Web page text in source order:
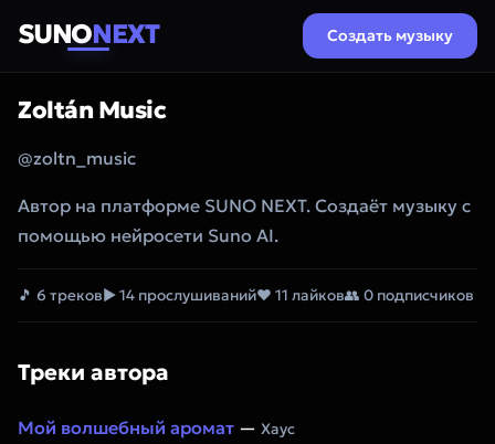
SUNONEXT Создать музыку
Zoltán Music
@zoltn_music
Автор на платформе SUNO NEXT. Создаёт музыку с
помощью нейросети Suno AI.
🎵 6 треков▶ 14 прослушиваний❤ 11 лайков👥 0 подписчиков
Треки автора
Мой волшебный аромат — Хаус